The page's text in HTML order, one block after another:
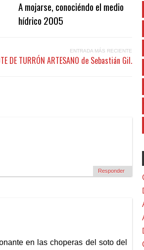
A mojarse, conociéndo el medio
hídrico 2005
ENTRADA MÁS RECIENTE
DE TURRÓN ARTESANO de Sebastián Gil.
Responder
en las choperas del soto del